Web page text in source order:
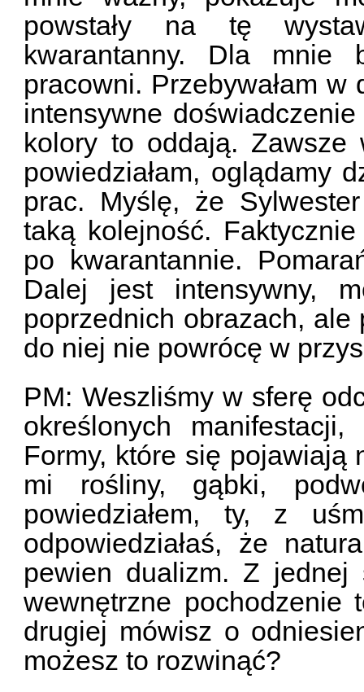
powstały na tę
kwarantanny. Dla
pracowni. Przebywałam w
intensywne
kolory to oddają.
powiedziałam, oglądamy
prac. Myślę, że
taką kolejność.
po kwarantannie.
Dalej jest intensywny,
poprzednich obrazach,
do niej nie powrócę w
PM: Weszliśmy w sferę
określonych
Formy, które się pojawiają
mi rośliny, gąbki,
powiedziałem, ty, z
odpowiedziałaś, że
pewien dualizm. Z jednej
wewnętrzne
drugiej mówisz o
możesz to rozwinąć?